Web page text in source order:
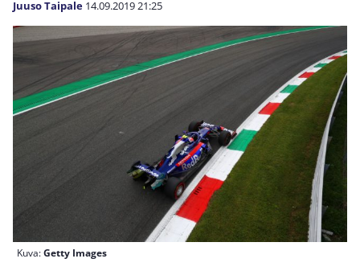
Juuso Taipale 14.09.201921:25
Kuva:Getty Images